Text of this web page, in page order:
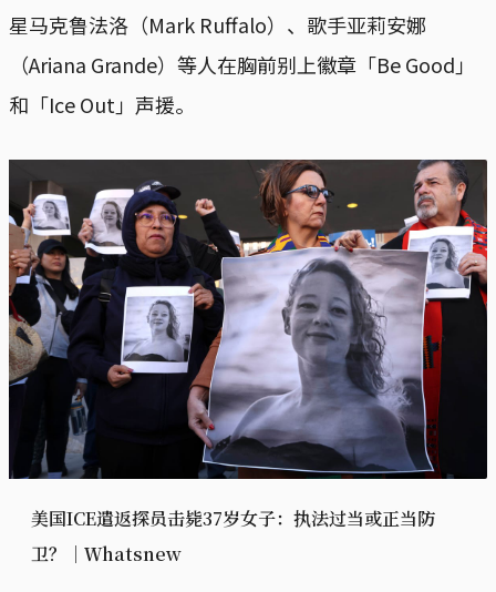
星马克鲁法洛（Mark Ruffalo）、歌手亚莉安娜
（Ariana Grande）等人在胸前别上徽章「Be Good」
和「Ice Out」声援。
美国ICE遣返探员击毙37岁女子：执法过当或正当防
卫？｜Ｗhatsnew